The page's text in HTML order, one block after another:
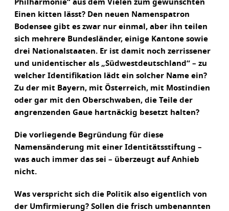
Philharmonie“ aus dem Vielen zum gewünschten
Einen kitten lässt? Den neuen Namenspatron
Bodensee gibt es zwar nur einmal, aber ihn teilen
sich mehrere Bundesländer, einige Kantone sowie
drei Nationalstaaten. Er ist damit noch zerrissener
und unidentischer als „Südwestdeutschland“ – zu
welcher Identifikation lädt ein solcher Name ein?
Zu der mit Bayern, mit Österreich, mit Mostindien
oder gar mit den Oberschwaben, die Teile der
angrenzenden Gaue hartnäckig besetzt halten?
Die vorliegende Begründung für diese
Namensänderung mit einer Identitätsstiftung –
was auch immer das sei – überzeugt auf Anhieb
nicht.
Was verspricht sich die Politik also eigentlich von
der Umfirmierung? Sollen die frisch umbenannten